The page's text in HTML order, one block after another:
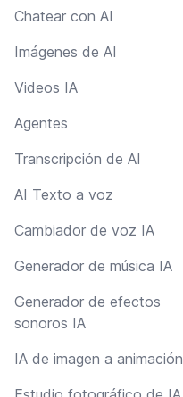
Chatear con AI
Imágenes de AI
Videos IA
Agentes
Transcripción de AI
AI Texto a voz
Cambiador de voz IA
Generador de música IA
Generador de efectos
sonoros IA
IA de imagen a animación